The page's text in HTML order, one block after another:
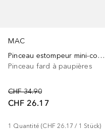
MAC
Pinceau estompeur mini-conique 221S
Pinceau fard à paupières
CHF 34.90
CHF 26.17
1 Quantité (CHF 26.17 / 1 Stück)